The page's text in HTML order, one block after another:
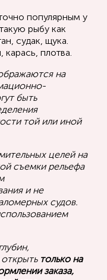
популярным у
рыбу как
судак, щука.
карась, плотва.
на
быть
той или иной
целей на
съемки рельефа
и не
судов.
только на
заказа,